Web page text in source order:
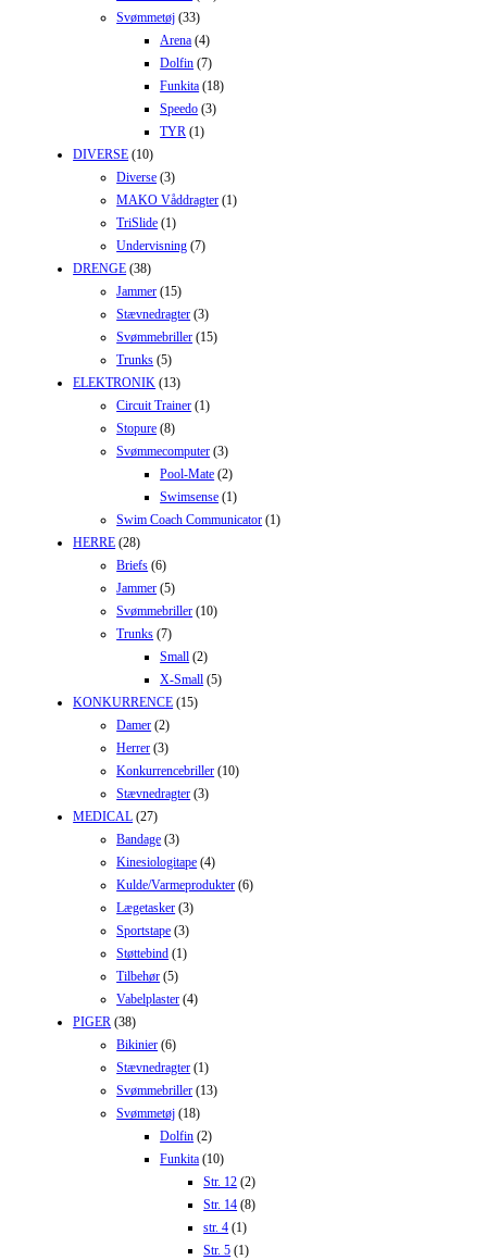
Svømmetøj (33)
Arena (4)
Dolfin (7)
Funkita (18)
Speedo (3)
TYR (1)
DIVERSE (10)
Diverse (3)
MAKO Våddragter (1)
TriSlide (1)
Undervisning (7)
DRENGE (38)
Jammer (15)
Stævnedragter (3)
Svømmebriller (15)
Trunks (5)
ELEKTRONIK (13)
Circuit Trainer (1)
Stopure (8)
Svømmecomputer (3)
Pool-Mate (2)
Swimsense (1)
Swim Coach Communicator (1)
HERRE (28)
Briefs (6)
Jammer (5)
Svømmebriller (10)
Trunks (7)
Small (2)
X-Small (5)
KONKURRENCE (15)
Damer (2)
Herrer (3)
Konkurrencebriller (10)
Stævnedragter (3)
MEDICAL (27)
Bandage (3)
Kinesiologitape (4)
Kulde/Varmeprodukter (6)
Lægetasker (3)
Sportstape (3)
Støttebind (1)
Tilbehør (5)
Vabelplaster (4)
PIGER (38)
Bikinier (6)
Stævnedragter (1)
Svømmebriller (13)
Svømmetøj (18)
Dolfin (2)
Funkita (10)
Str. 12 (2)
Str. 14 (8)
str. 4 (1)
Str. 5 (1)